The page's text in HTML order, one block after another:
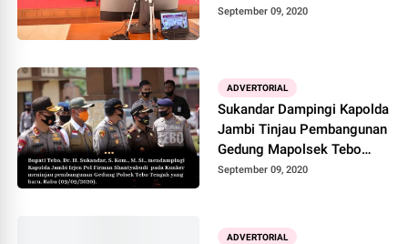
September 09, 2020
ADVERTORIAL
Sukandar Dampingi Kapolda
Jambi Tinjau Pembangunan
Gedung Mapolsek Tebo
Tengah
September 09, 2020
ADVERTORIAL